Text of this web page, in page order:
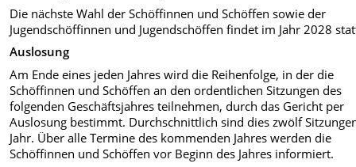
Die nächste Wahl der Schöffinnen und Schöffen sowie der
Jugendschöffinnen und Jugendschöffen findet im Jahr 2028
Auslosung
Am Ende eines jeden Jahres wird die Reihenfolge, in der die
Schöffinnen und Schöffen an den ordentlichen Sitzungen des
folgenden Geschäftsjahres teilnehmen, durch das Gericht per
Auslosung bestimmt. Durchschnittlich sind dies zwölf
Jahr. Über alle Termine des kommenden Jahres werden die
Schöffinnen und Schöffen vor Beginn des Jahres informiert.